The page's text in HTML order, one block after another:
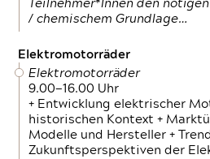
Teilnehmer*Innen den
/ chemischem Grundlage…
Elektromotorräder
Elektromotorräder
9.00—16.00 Uhr
+ Entwicklung elektrischer
historischen Kontext +
Modelle und Hersteller +
Zukunftsperspektiven der